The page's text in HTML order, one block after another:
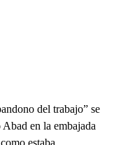
del trabajo” se
en la embajada